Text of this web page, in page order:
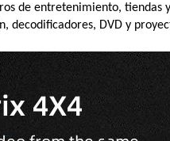
de entretenimiento, tiendas
decodificadores, DVD y